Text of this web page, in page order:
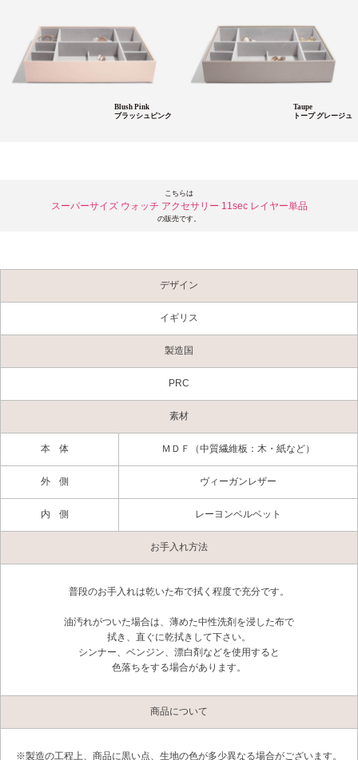
Blush Pink
ブラッシュピンク
Taupe
トープ グレージュ
こちらは
スーパーサイズ ウォッチ アクセサリー 11sec レイヤー単品
の販売です。
デザイン
イギリス
製造国
PRC
素材
本体 ＭＤＦ（中質繊維板：木・紙など）
外側 ヴィーガンレザー
内側 レーヨンベルベット
お手入れ方法
普段のお手入れは乾いた布で拭く程度で充分です。
油汚れがついた場合は、薄めた中性洗剤を浸した布で
拭き、直ぐに乾拭きして下さい。
シンナー、ベンジン、漂白剤などを使用すると
色落ちをする場合があります。
商品について
※製造の工程上、商品に黒い点、生地の色が多少異なる場合がございます。